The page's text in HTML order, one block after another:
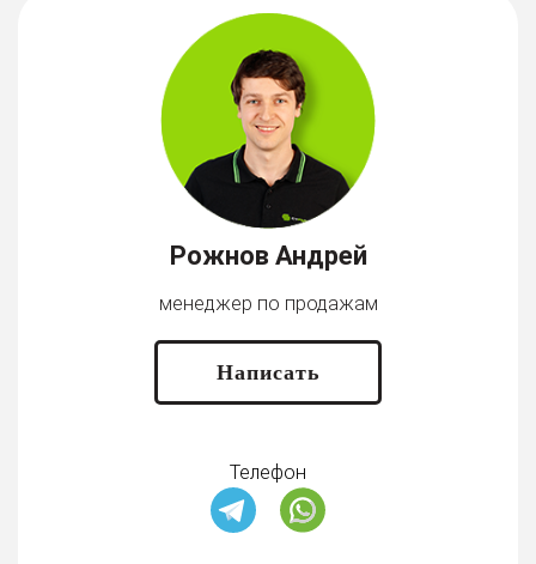
Рожнов Андрей
менеджер по продажам
Написать
Телефон